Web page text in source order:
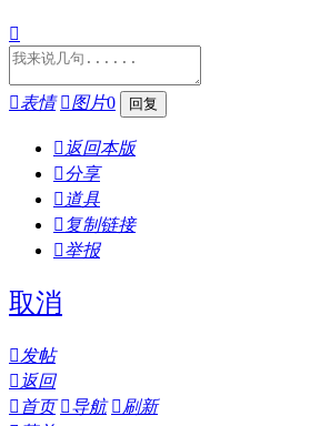

表情 图片0
 返回本版
分享
 道具
 复制链接
举报
取消
发帖
 返回
 首页 导航 刷新